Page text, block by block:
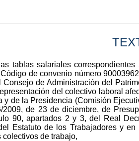
tablas salariales
de convenio número
Consejo de Administración del
del colectivo laboral
y de la Presidencia (Comisión
2009, de 23 de diciembre, de
90, apartados 2 y 3, del Real
Estatuto de los Trabajadores y
de trabajo,